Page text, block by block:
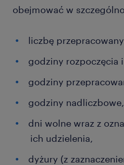
obejmować w
liczbę
godziny rozpoczęcia
godziny
godziny nadliczbowe,
dni wolne wraz z
ich udzielenia,
dyżury (z